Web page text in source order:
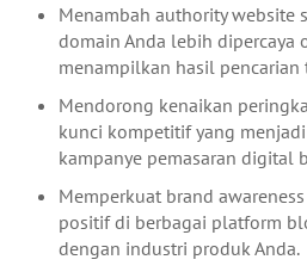
Menambah authority website
domain Anda lebih dipercaya
menampilkan hasil pencarian
Mendorong kenaikan
kunci kompetitif yang
kampanye pemasaran digital
Memperkuat brand
positif di berbagai platform
dengan industri produk Anda.